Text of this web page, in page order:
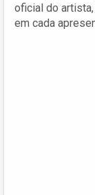
oficial do
em cada